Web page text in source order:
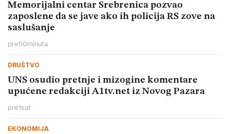
Memorijalni centar Srebrenica pozvao
zaposlene da se jave ako ih policija RS zove na
saslušanje
pre50minuta
DRUŠTVO
UNS osudio pretnje i mizogine komentare
upućene redakciji A1tv.net iz Novog Pazara
pre1sat
EKONOMIJA